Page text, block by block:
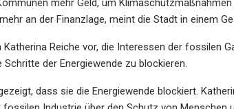
mehr Geld, um
an der Finanzlage, meint die Stadt in einem
Reiche vor, die Interessen der fossilen
der Energiewende zu blockieren.
dass sie die Energiewende blockiert.